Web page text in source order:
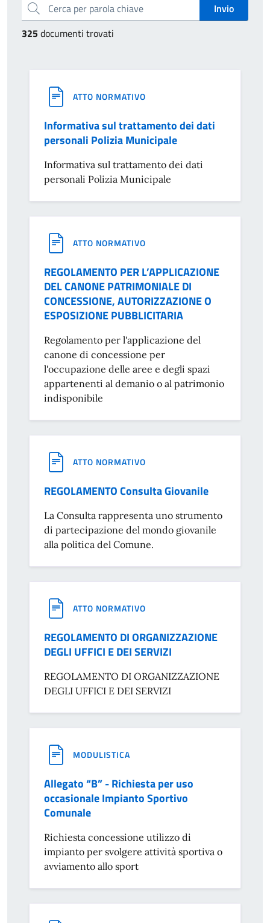
Cerca per parola chiave
325documenti trovati
ATTO NORMATIVO
Informativa sul trattamento dei dati
personali Polizia Municipale
Informativa sul trattamento dei dati
personali Polizia Municipale
ATTO NORMATIVO
REGOLAMENTO PER L’APPLICAZIONE
DEL CANONE PATRIMONIALE DI
CONCESSIONE, AUTORIZZAZIONE O
ESPOSIZIONE PUBBLICITARIA
Regolamento per l'applicazione del
canone di concessione per
l'occupazione delle aree e degli spazi
appartenenti al demanio o al patrimonio
indisponibile
ATTO NORMATIVO
REGOLAMENTO Consulta Giovanile
La Consulta rappresenta uno strumento
di partecipazione del mondo giovanile
alla politica del Comune.
ATTO NORMATIVO
REGOLAMENTO DI ORGANIZZAZIONE
DEGLI UFFICI E DEI SERVIZI
REGOLAMENTO DI ORGANIZZAZIONE
DEGLI UFFICI E DEI SERVIZI
MODULISTICA
Allegato “B” - Richiesta per uso
occasionale Impianto Sportivo
Comunale
Richiesta concessione utilizzo di
impianto per svolgere attività sportiva o
avviamento allo sport